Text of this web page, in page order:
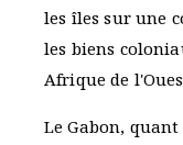
les îles sur une
les biens
Afrique de
Le Gabon,